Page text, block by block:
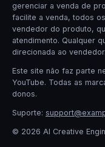
gerenciar a venda de
facilite a venda, todos
vendedor do produto,
atendimento. Qualquer
direcionada ao vendedor.
Este site não faz parte
YouTube. Todas as
donos.
Suporte:
© 2026 AI Creative